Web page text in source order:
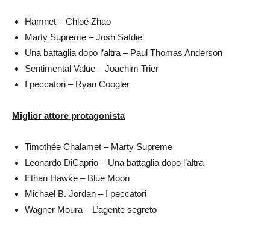
Hamnet – Chloé Zhao
Marty Supreme – Josh Safdie
Una battaglia dopo l’altra – Paul Thomas Anderson
Sentimental Value – Joachim Trier
I peccatori – Ryan Coogler
Miglior attore protagonista
Timothée Chalamet – Marty Supreme
Leonardo DiCaprio – Una battaglia dopo l’altra
Ethan Hawke – Blue Moon
Michael B. Jordan – I peccatori
Wagner Moura – L’agente segreto